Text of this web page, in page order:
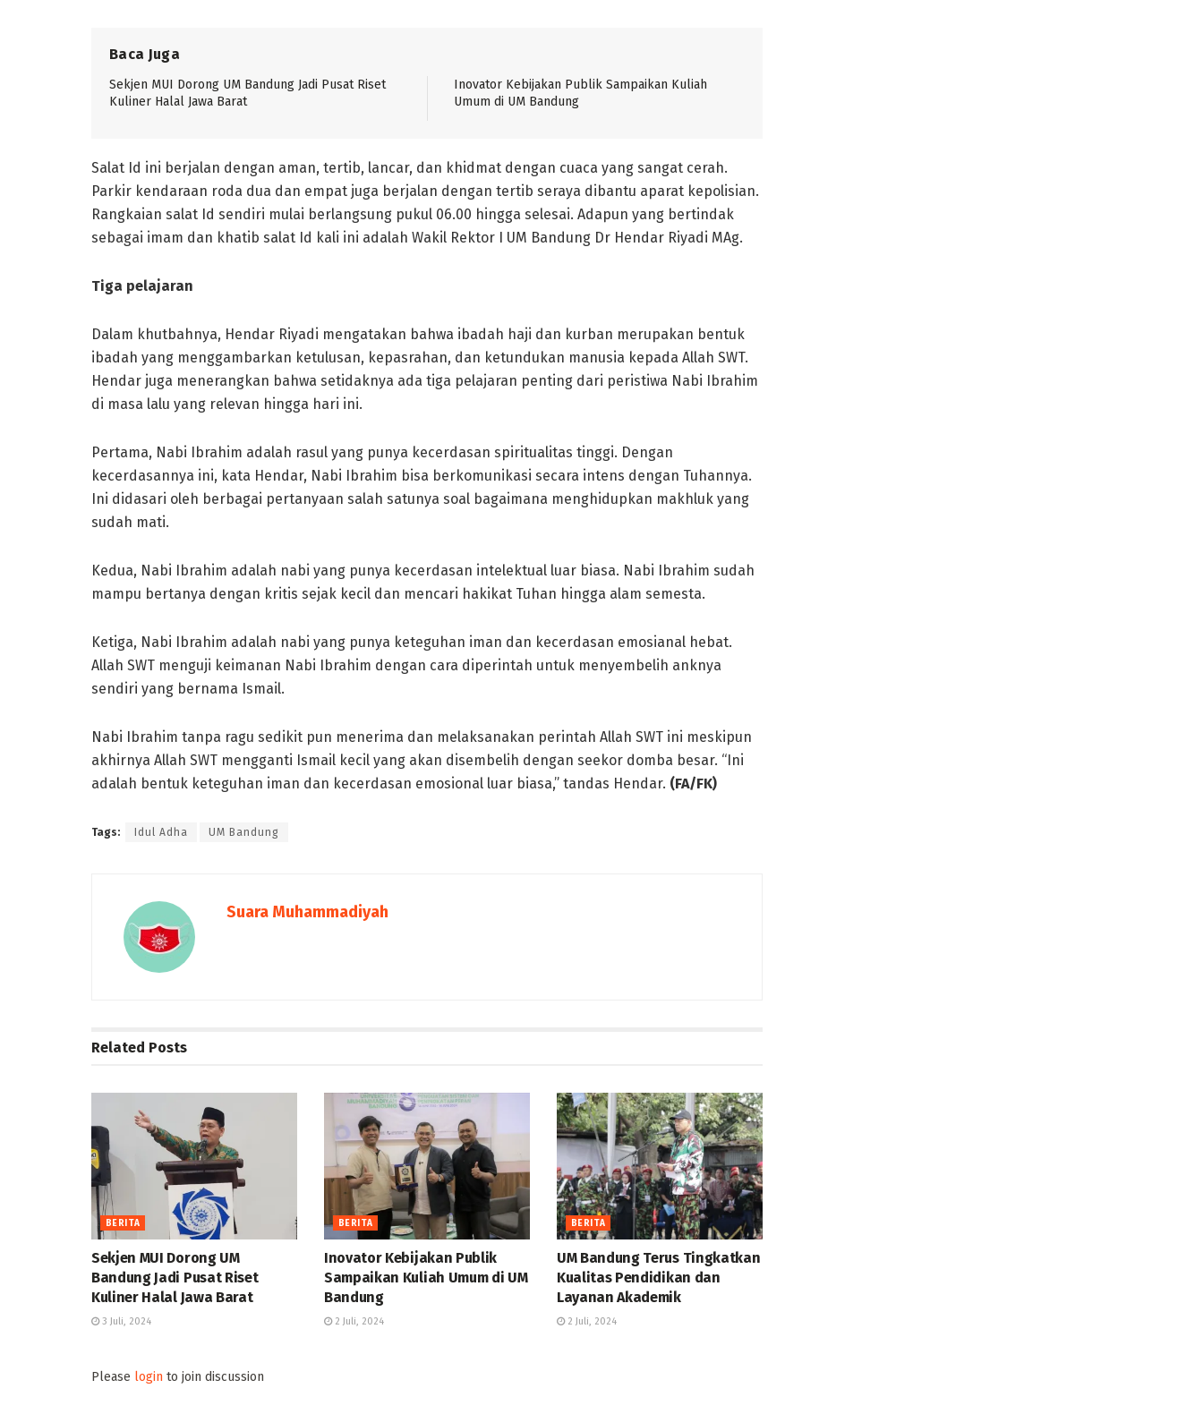
Baca Juga
Sekjen MUI Dorong UM Bandung Jadi Pusat Riset
Kuliner Halal Jawa Barat
Inovator Kebijakan Publik Sampaikan Kuliah
Umum di UM Bandung
Salat Id ini berjalan dengan aman, tertib, lancar, dan khidmat dengan cuaca yang sangat cerah.
Parkir kendaraan roda dua dan empat juga berjalan dengan tertib seraya dibantu aparat kepolisian.
Rangkaian salat Id sendiri mulai berlangsung pukul 06.00 hingga selesai. Adapun yang bertindak
sebagai imam dan khatib salat Id kali ini adalah Wakil Rektor I UM Bandung Dr Hendar Riyadi MAg.
Tiga pelajaran
Dalam khutbahnya, Hendar Riyadi mengatakan bahwa ibadah haji dan kurban merupakan bentuk
ibadah yang menggambarkan ketulusan, kepasrahan, dan ketundukan manusia kepada Allah SWT.
Hendar juga menerangkan bahwa setidaknya ada tiga pelajaran penting dari peristiwa Nabi Ibrahim
di masa lalu yang relevan hingga hari ini.
Pertama, Nabi Ibrahim adalah rasul yang punya kecerdasan spiritualitas tinggi. Dengan
kecerdasannya ini, kata Hendar, Nabi Ibrahim bisa berkomunikasi secara intens dengan Tuhannya.
Ini didasari oleh berbagai pertanyaan salah satunya soal bagaimana menghidupkan makhluk yang
sudah mati.
Kedua, Nabi Ibrahim adalah nabi yang punya kecerdasan intelektual luar biasa. Nabi Ibrahim sudah
mampu bertanya dengan kritis sejak kecil dan mencari hakikat Tuhan hingga alam semesta.
Ketiga, Nabi Ibrahim adalah nabi yang punya keteguhan iman dan kecerdasan emosianal hebat.
Allah SWT menguji keimanan Nabi Ibrahim dengan cara diperintah untuk menyembelih anknya
sendiri yang bernama Ismail.
Nabi Ibrahim tanpa ragu sedikit pun menerima dan melaksanakan perintah Allah SWT ini meskipun
akhirnya Allah SWT mengganti Ismail kecil yang akan disembelih dengan seekor domba besar. “Ini
adalah bentuk keteguhan iman dan kecerdasan emosional luar biasa,” tandas Hendar. (FA/FK)
Tags: Idul Adha UM Bandung
Suara Muhammadiyah
Related Posts
BERITA
Sekjen MUI Dorong UM
Bandung Jadi Pusat Riset
Kuliner Halal Jawa Barat
3 Juli, 2024
BERITA
Inovator Kebijakan Publik
Sampaikan Kuliah Umum di UM
Bandung
2 Juli, 2024
BERITA
UM Bandung Terus Tingkatkan
Kualitas Pendidikan dan
Layanan Akademik
2 Juli, 2024
Please login to join discussion